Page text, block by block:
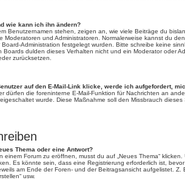
wie kann ich ihn ändern?
Benutzernamen stehen, zeigen an, wie viele Beiträge du
Moderatoren und Administratoren. Normalerweise kannst du
Administration festgelegt wurden. Bitte schreibe keine
dulden dieses Verhalten nicht und ein Moderator oder
zurücksetzen.
auf den E-Mail-Link klicke, werde ich aufgefordert,
dürfen die foreninterne E-Mail-Funktion für Nachrichten an
wurde. Diese Maßnahme soll den Missbrauch
Thema oder eine Antwort?
einem Forum zu eröffnen, musst du auf „Neues Thema“
Es könnte sein, dass eine Registrierung erforderlich ist,
am Ende der Foren- und der Beitragsansicht aufgelistet. Z.
usw.